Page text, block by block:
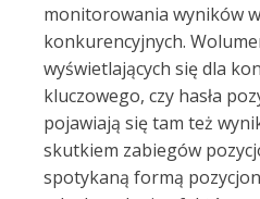
monitorowania wyników
konkurencyjnych.
wyświetlających się dla
kluczowego, czy hasła
pojawiają się tam też
skutkiem zabiegów
spotykaną formą